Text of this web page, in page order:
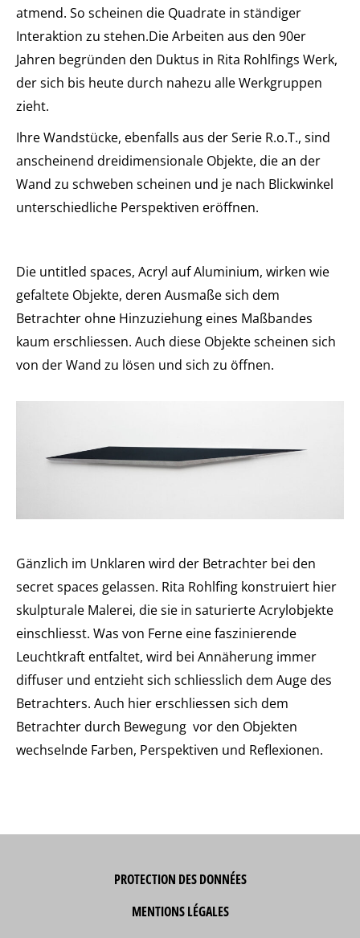
atmend. So scheinen die Quadrate in ständiger
Interaktion zu stehen.Die Arbeiten aus den 90er
Jahren begründen den Duktus in Rita Rohlfings Werk,
der sich bis heute durch nahezu alle Werkgruppen
zieht.
Ihre Wandstücke, ebenfalls aus der Serie R.o.T., sind
anscheinend dreidimensionale Objekte, die an der
Wand zu schweben scheinen und je nach Blickwinkel
unterschiedliche Perspektiven eröffnen.
Die untitled spaces, Acryl auf Aluminium, wirken wie
gefaltete Objekte, deren Ausmaße sich dem
Betrachter ohne Hinzuziehung eines Maßbandes
kaum erschliessen. Auch diese Objekte scheinen sich
von der Wand zu lösen und sich zu öffnen.
Gänzlich im Unklaren wird der Betrachter bei den
secret spaces gelassen. Rita Rohlfing konstruiert hier
skulpturale Malerei, die sie in saturierte Acrylobjekte
einschliesst. Was von Ferne eine faszinierende
Leuchtkraft entfaltet, wird bei Annäherung immer
diffuser und entzieht sich schliesslich dem Auge des
Betrachters. Auch hier erschliessen sich dem
Betrachter durch Bewegung vor den Objekten
wechselnde Farben, Perspektiven und Reflexionen.
PROTECTION DES DONNÉES
MENTIONS LÉGALES